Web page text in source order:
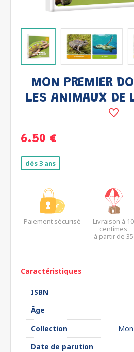
MON PREMIER
LES ANIMAUX DE
6.50 €
dès 3 ans
Paiement sécurisé
Livraison à 10
centimes
à partir de 35
Caractéristiques
ISBN
Âge
Collection
Date de parution